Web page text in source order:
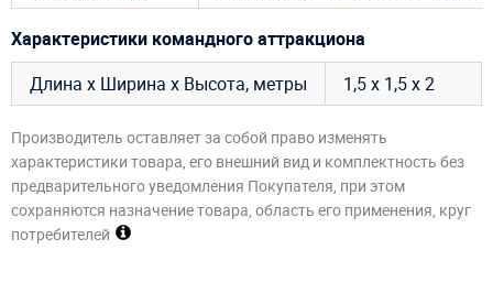
Характеристики командного аттракциона
Длина х Ширина х Высота, метры
1,5 х 1,5 х 2
Производитель оставляет за собой право изменять
характеристики товара, его внешний вид и комплектность без
предварительного уведомления Покупателя, при этом
сохраняются назначение товара, область его применения, круг
потребителей